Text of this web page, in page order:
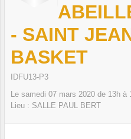
- SAINT
BASKET
IDFU13-P3
Le samedi 07 mars 2020 de 13h à
Lieu : SALLE PAUL BERT